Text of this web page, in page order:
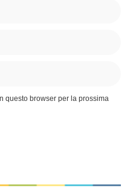
questo browser per la prossima